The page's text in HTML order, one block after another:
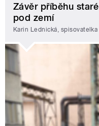
Závěr příběhu
pod zemí
Karin Lednická, spisovatelka